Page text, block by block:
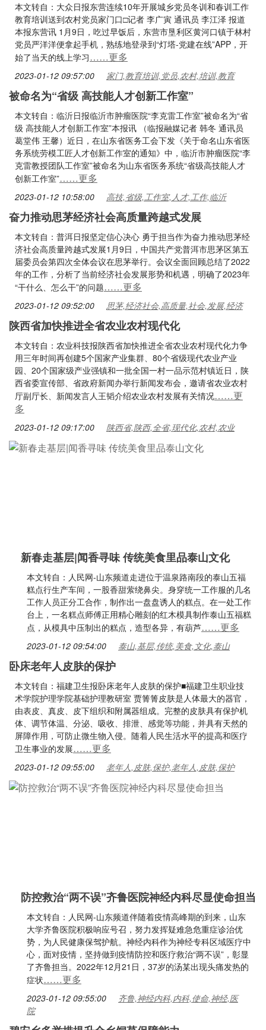
本文转自：大众日报东营连续10年开展城乡党员冬训和春训工作
教育培训送到农村党员家门口□记者 李广寅 通讯员 李江泽 报道
本报东营讯 1月9日，吃过早饭后，东营市垦利区黄河口镇于林村
党员严洋洋便拿起手机，熟练地登录到“灯塔-党建在线”APP，开
始了当天的线上学习……更多
2023-01-12 09:57:00 家门,教育培训,党员,农村,培训,教育
被命名为“省级 高技能人才创新工作室”
本文转自：临沂日报临沂市肿瘤医院“李克雷工作室”被命名为“省
级 高技能人才创新工作室”本报讯 （临报融媒记者 韩冬 通讯员
葛堂伟 王馨）近日，在山东省医务工会下发《关于命名山东省医
务系统劳模工匠人才创新工作室的通知》中，临沂市肿瘤医院“李
克雷教授团队工作室”被命名为山东省医务系统“省级高技能人才
创新工作室”……更多
2023-01-12 10:58:00 高技,省级,工作室,人才,工作,临沂
奋力推动思茅经济社会高质量跨越式发展
本文转自：普洱日报坚定信心决心 勇于担当作为奋力推动思茅经
济社会高质量跨越式发展1月9日，中国共产党普洱市思茅区第五
届委员会第四次全体会议在思茅举行。会议全面回顾总结了2022
年的工作，分析了当前经济社会发展形势和机遇，明确了2023年
“干什么、怎么干”的问题……更多
2023-01-12 09:52:00 思茅,经济社会,高质量,社会,发展,经济
陕西省加快推进全省农业农村现代化
本文转自：农业科技报陕西省加快推进全省农业农村现代化力争
用三年时间再创建5个国家产业集群、80个省级现代农业产业
园、20个国家级产业强镇和一批全国一村一品示范村镇近日，陕
西省委宣传部、省政府新闻办举行新闻发布会，邀请省农业农村
厅副厅长、新闻发言人王韬介绍农业农村发展有关情况……更
多
2023-01-12 09:17:00 陕西省,陕西,全省,现代化,农村,农业
新春走基层|闻香寻味 传统美食里品泰山文化
本文转自：人民网-山东频道走进位于温泉路南段的泰山五福
糕点行生产车间，一股香甜萦绕鼻尖。身穿统一工作服的几名
工作人员正分工合作，制作出一盘盘诱人的糕点。在一处工作
台上，一名糕点师傅正用精心雕刻的红木模具制作泰山五福糕
点，从模具中压制出的糕点，造型各异，有葫芦……更多
2023-01-12 09:54:00 泰山,基层,传统,美食,文化,泰山
卧床老年人皮肤的保护
本文转自：福建卫生报卧床老年人皮肤的保护■福建卫生职业技
术学院护理学院基础护理教研室 贾箐箐皮肤是人体最大的器官，
由表皮、真皮、皮下组织和附属器组成。完整的皮肤具有保护机
体、调节体温、分泌、吸收、排泄、感觉等功能，并具有天然的
屏障作用，可防止微生物入侵。随着人民生活水平的提高和医疗
卫生事业的发展……更多
2023-01-12 09:55:00 老年人,皮肤,保护,老年人,皮肤,保护
防控救治“两不误”齐鲁医院神经内科尽显使命担当
本文转自：人民网-山东频道伴随着疫情高峰期的到来，山东
大学齐鲁医院积极响应号召，努力发挥疑难急危重症诊治优
势，为人民健康保驾护航。神经内科作为神经专科区域医疗中
心，面对疫情，坚持做到疫情防控和医疗救治“两不误”，彰显
了齐鲁担当。2022年12月21日，37岁的汤某出现头痛发热的
症状……更多
2023-01-12 09:55:00
齐鲁,神经内科,内科,使命,神经,医
院